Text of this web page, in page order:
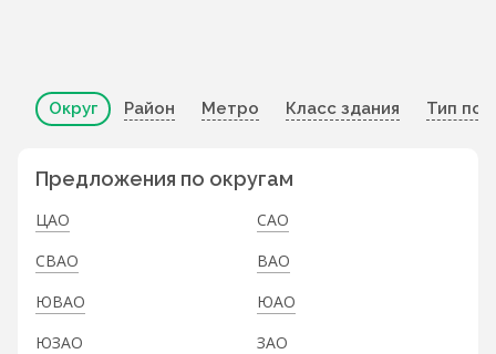
Округ Район Метро Класс здания Тип
Предложения по округам
ЦАО
САО
СВАО
ВАО
ЮВАО
ЮАО
ЮЗАО
ЗАО